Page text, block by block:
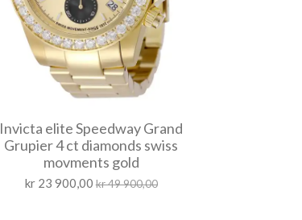
Invicta elite Speedway Grand
Grupier 4 ct diamonds swiss
movments gold
kr 23 900,00 kr 49 900,00